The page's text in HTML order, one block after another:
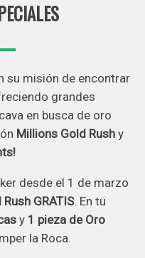
su misión de encontrar
grandes
en busca de oro
Millions Gold Rush y
desde el 1 de marzo
GRATIS. En tu
y 1 pieza de Oro
la Roca.